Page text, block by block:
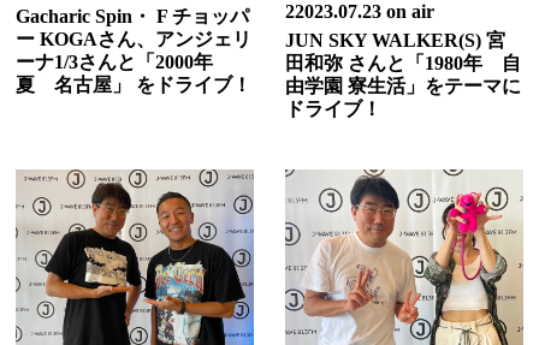
Gacharic Spin・ F チョッパ
ー KOGAさん、アンジェリ
ーナ1/3さんと「2000年
夏 名古屋」 をドライブ！
22023.07.23 on air
JUN SKY WALKER(S) 宮
田和弥 さんと「1980年 自
由学園 寮生活」をテーマに
ドライブ！